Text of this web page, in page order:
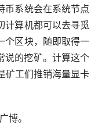
币系统会在系统节点
计算机都可以去寻觅
个区块，随即取得一
的挖矿。计算这个
矿工们推销海量显卡
博。